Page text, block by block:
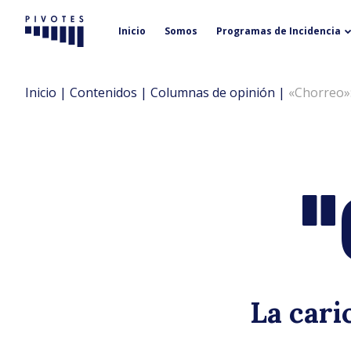
Pivotes Inicio Somos Programas de Incidencia
Inicio | Contenidos | Columnas de opinión |
La